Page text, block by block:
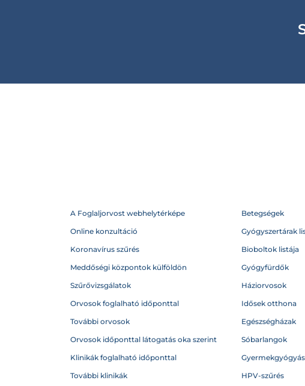
A Foglaljorvost webhelytérképe
Online konzultáció
Koronavírus szűrés
Meddőségi központok külföldön
Szűrővizsgálatok
Orvosok foglalható időponttal
További orvosok
Orvosok időponttal látogatás oka szerint
Klinikák foglalható időponttal
További klinikák
Betegségek
Gyógyszertárak
Bioboltok listája
Gyógyfürdők
Háziorvosok
Idősek otthona
Egészségházak
Sóbarlangok
HPV-szűrés